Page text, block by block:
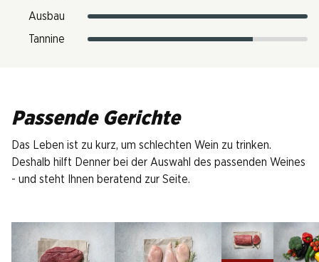
Ausbau
Tannine
Passende Gerichte
Das Leben ist zu kurz, um schlechten Wein zu trinken.
Deshalb hilft Denner bei der Auswahl des passenden Weines
- und steht Ihnen beratend zur Seite.